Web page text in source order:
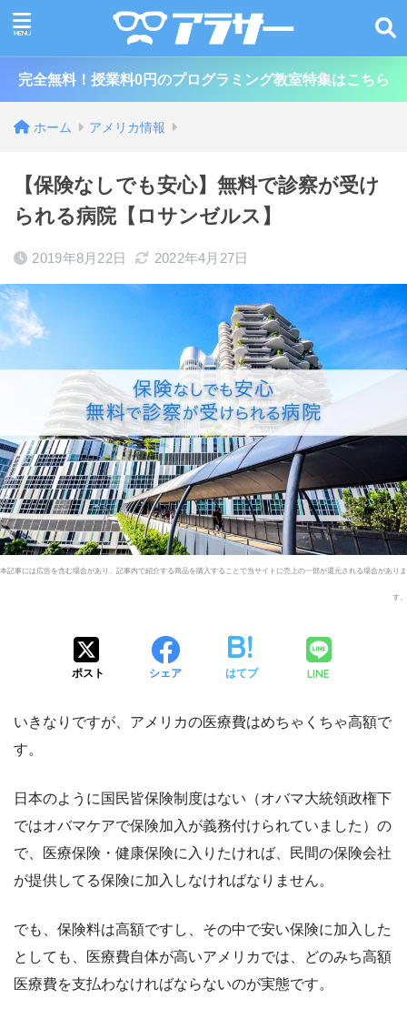
完全無料！授業料0円のプログラミング教室特集はこちら
ホーム アメリカ情報
【保険なしでも安心】無料で診察が受け
られる病院【ロサンゼルス】
2019年8月22日 2022年4月27日
ポスト シェア はてブ LINE
いきなりですが、アメリカの医療費はめちゃくちゃ高額で
す。
日本のように国民皆保険制度はない（オバマ大統領政権下
ではオバマケアで保険加入が義務付けられていました）の
で、医療保険・健康保険に入りたければ、民間の保険会社
が提供してる保険に加入しなければなりません。
でも、保険料は高額ですし、その中で安い保険に加入した
としても、医療費自体が高いアメリカでは、どのみち高額
医療費を支払わなければならないのが実態です。